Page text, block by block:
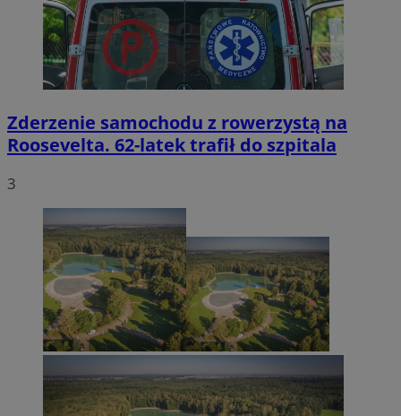
Zderzenie samochodu z rowerzystą na
Roosevelta. 62-latek trafił do szpitala
3